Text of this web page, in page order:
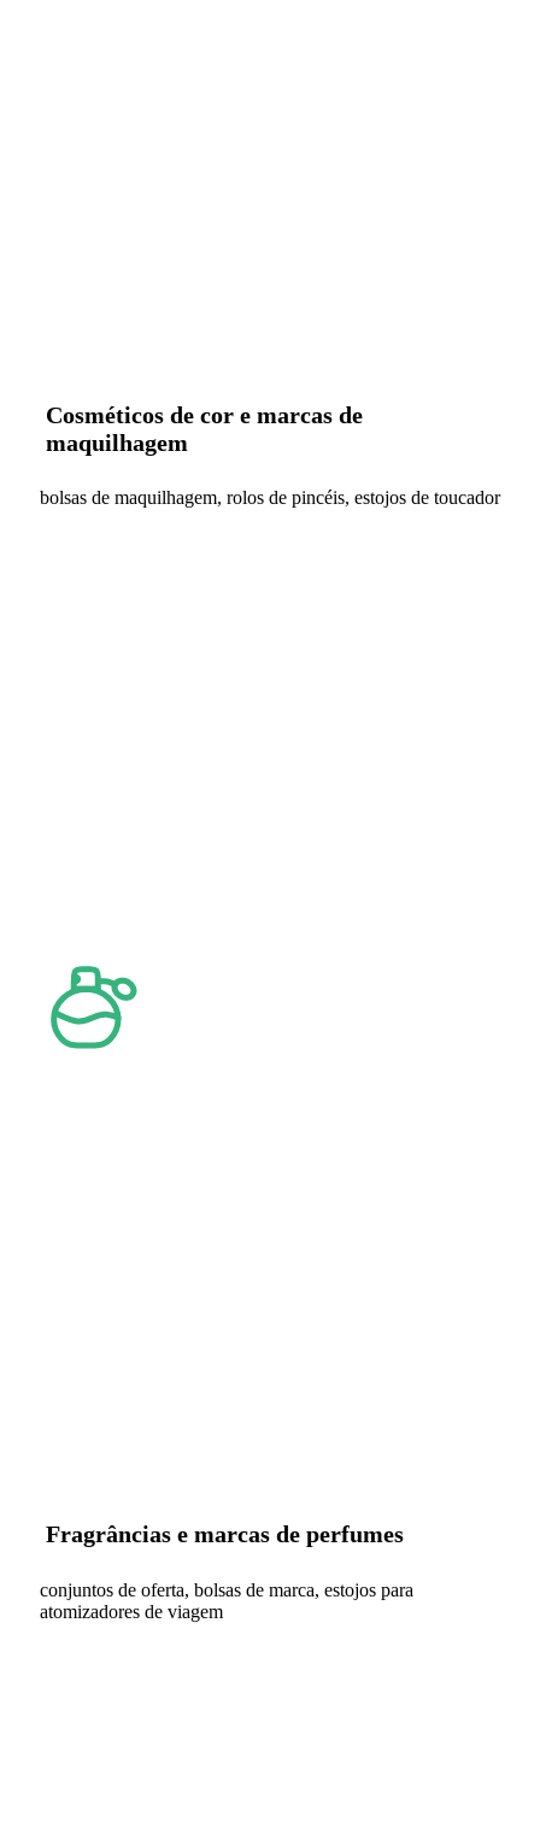
Cosméticos de cor e marcas de
maquilhagem
bolsas de maquilhagem, rolos de pincéis, estojos de toucador
Fragrâncias e marcas de perfumes
conjuntos de oferta, bolsas de marca, estojos para
atomizadores de viagem